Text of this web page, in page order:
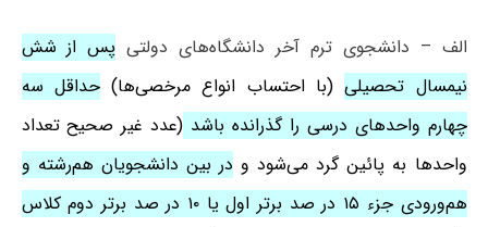
الف – دانشجوی ترم آخر دانشگاه‌های دولتی پس از شش
نیمسال تحصیلی(با احتساب انواع مرخصی‌ها)حداقل سه
چهارم واحدهای درسی را گذرانده باشد (عدد غیر صحیح تعداد
واحدها به پائین گرد می‌شود و در بین دانشجویان هم‌رشته و
هم‌ورودی جزء ۱۵ در صد برتر اول یا ۱۰ در صد برتر دوم کلاس